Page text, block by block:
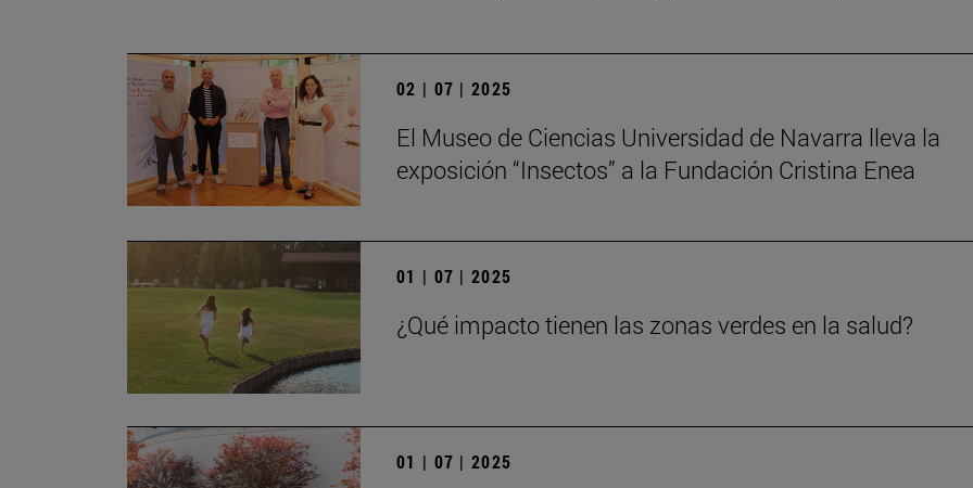
02 | 07 | 2025
El Museo de Ciencias Universidad de Navarra lleva la
exposición “Insectos” a la Fundación Cristina Enea
01 | 07 | 2025
¿Qué impacto tienen las zonas verdes en la salud?
01 | 07 | 2025